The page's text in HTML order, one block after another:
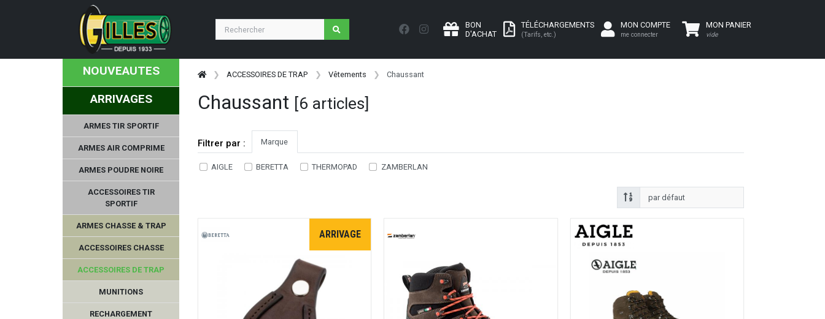
BON
D'ACHAT
TÉLÉCHARGEMENTS
(Tarifs, etc.)
MON COMPTE
me connecter
MON PANIER
vide
NOUVEAUTES
ARRIVAGES
ARMES TIR SPORTIF
ARMES AIR COMPRIME
ARMES POUDRE NOIRE
ACCESSOIRES TIR
SPORTIF
ARMES CHASSE & TRAP
ACCESSOIRES CHASSE
ACCESSOIRES DE TRAP
MUNITIONS
RECHARGEMENT
ACCESSOIRES DE TRAP Vêtements Chaussant
Chaussant [6 articles]
Filtrer par : Marque
AIGLE BERETTA THERMOPAD ZAMBERLAN
ARRIVAGE